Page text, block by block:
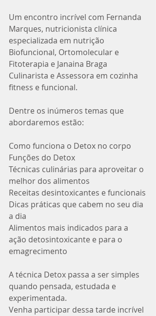
Um encontro incrível com Fernanda
Marques, nutricionista clínica
especializada em nutrição
Biofuncional, Ortomolecular e
Fitoterapia e Janaina Braga
Culinarista e Assessora em cozinha
fitness e funcional.
Dentre os inúmeros temas que
abordaremos estão:
Como funciona o Detox no corpo
Funções do Detox
Técnicas culinárias para aproveitar o
melhor dos alimentos
Receitas desintoxicantes e funcionais
Dicas práticas que cabem no seu dia
a dia
Alimentos mais indicados para a
ação detosintoxicante e para o
emagrecimento
A técnica Detox passa a ser simples
quando pensada, estudada e
experimentada.
Venha participar dessa tarde incrível